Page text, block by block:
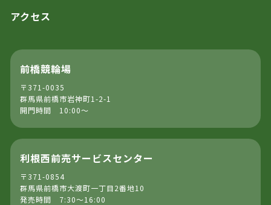
アクセス
前橋競輪場
〒371-0035
群馬県前橋市岩神町1-2-1
開門時間 10:00～
利根西前売サービスセンター
〒371-0854
群馬県前橋市大渡町一丁目2番地10
発売時間 7:30～16:00